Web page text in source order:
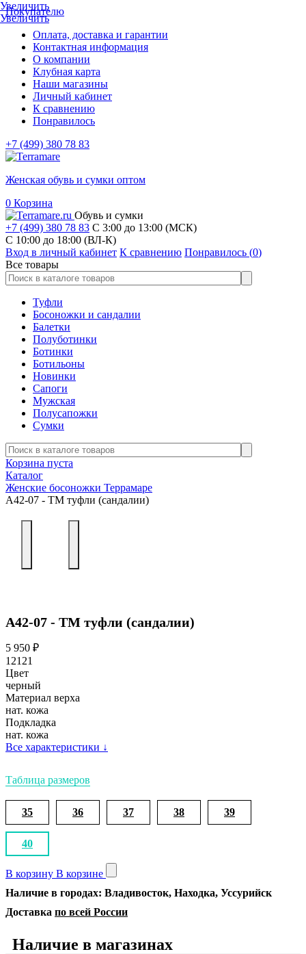
Покупателю
Оплата, доставка и гарантии
Контактная информация
О компании
Клубная карта
Наши магазины
Личный кабинет
К сравнению
Понравилось
+7 (499) 380 78 83
Женская обувь и сумки оптом
0 Корзина
Обувь и сумки
+7 (499) 380 78 83 С 3:00 до 13:00 (МСК)
C 10:00 до 18:00 (ВЛ-К)
Вход в личный кабинет К сравнению Понравилось (0)
Все товары
Туфли
Босоножки и сандалии
Балетки
Полуботинки
Ботинки
Ботильоны
Новинки
Сапоги
Мужская
Полусапожки
Сумки
Корзина пуста
Каталог
Женские босоножки Террамаре
А42-07 - ТМ туфли (сандалии)
Увеличить
Увеличить
А42-07 - ТМ туфли (сандалии)
5 950 ₽
12121
Цвет
черный
Материал верха
нат. кожа
Подкладка
нат. кожа
Все характеристики ↓
Таблица размеров
35 36 37 38 39
40
В корзину В корзине
Наличие в городах: Владивосток, Находка, Уссурийск
Доставка по всей России
Наличие в магазинах